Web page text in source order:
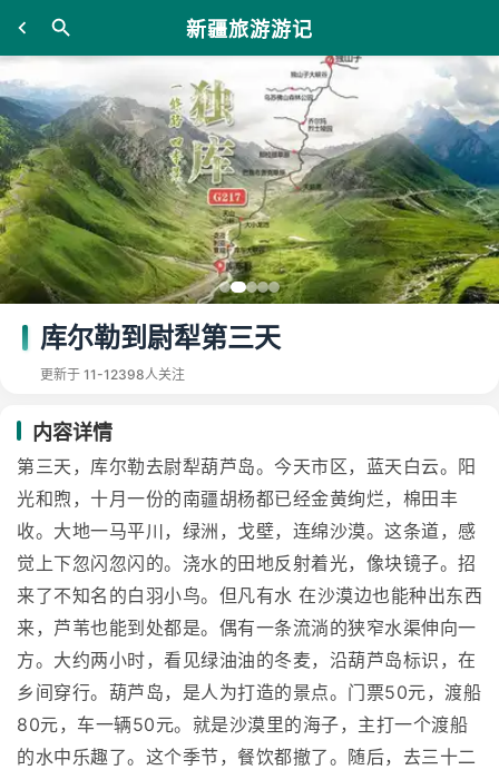
新疆旅游游记
库尔勒到尉犁第三天
更新于 11-12398人关注
内容详情
第三天，库尔勒去尉犁葫芦岛。今天市区，蓝天白云。阳
光和煦，十月一份的南疆胡杨都已经金黄绚烂，棉田丰
收。大地一马平川，绿洲，戈壁，连绵沙漠。这条道，感
觉上下忽闪忽闪的。浇水的田地反射着光，像块镜子。招
来了不知名的白羽小鸟。但凡有水 在沙漠边也能种出东西
来，芦苇也能到处都是。偶有一条流淌的狭窄水渠伸向一
方。大约两小时，看见绿油油的冬麦，沿葫芦岛标识，在
乡间穿行。葫芦岛，是人为打造的景点。门票50元，渡船
80元，车一辆50元。就是沙漠里的海子，主打一个渡船
的水中乐趣了。这个季节，餐饮都撤了。随后，去三十二